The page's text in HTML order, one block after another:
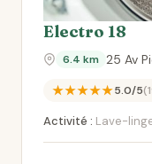
Electro 18
6.4 km 25 Av
★★★★★5.0/5
Activité : Lave-